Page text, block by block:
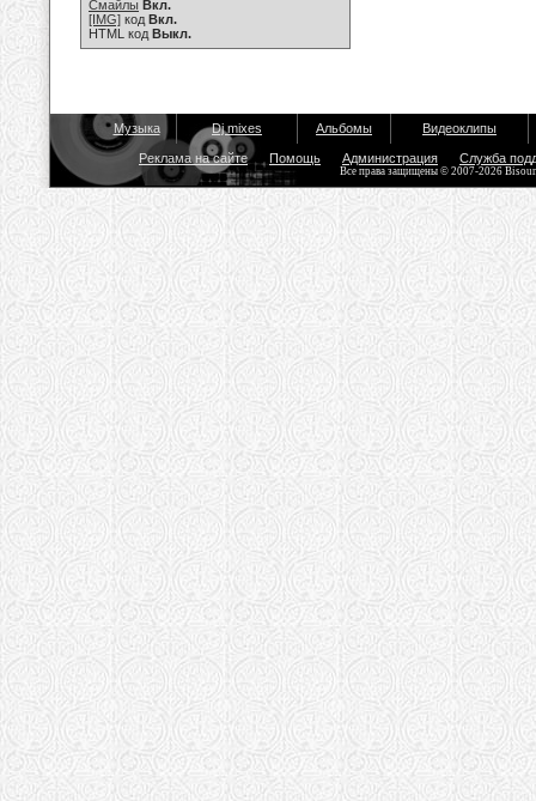
Смайлы Вкл.
[IMG] код Вкл.
HTML код Выкл.
Музыка Dj mixes Альбомы Видеоклипы
Реклама на сайте Помощь Администрация Служба
Все права защищены © 2007-2026